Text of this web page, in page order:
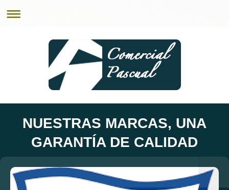
NUESTRAS MARCAS, UNA
GARANTÍA DE CALIDAD